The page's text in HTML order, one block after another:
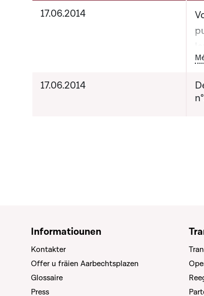
Aktivitéiten um Dossier
17.06.2014
17.06.2014
Informatiounen
Kontakter
Offer u fräien Aarbechtsplazen
Glossaire
Press